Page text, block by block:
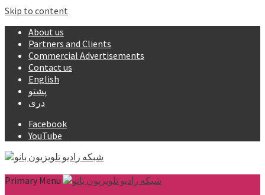
Skip to content
About us
Partners and Clients
Commercial Advertisements
Contact us
English
پشتو
دری
Facebook
YouTube
Primary Menu